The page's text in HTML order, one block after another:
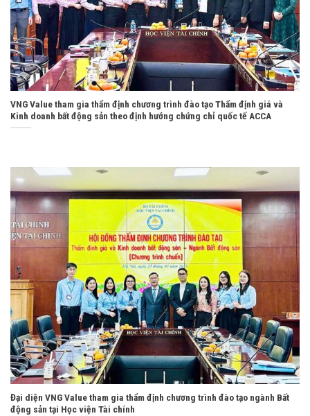
VNG Value tham gia thẩm định chương trình đào tạo Thẩm định giá và
Kinh doanh bất động sản theo định hướng chứng chỉ quốc tế ACCA
Đại diện VNG Value tham gia thẩm định chương trình đào tạo ngành Bất
động sản tại Học viện Tài chính